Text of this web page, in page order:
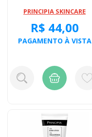
PRINCIPIA SKINCARE
R$ 44,00
PAGAMENTO À VISTA